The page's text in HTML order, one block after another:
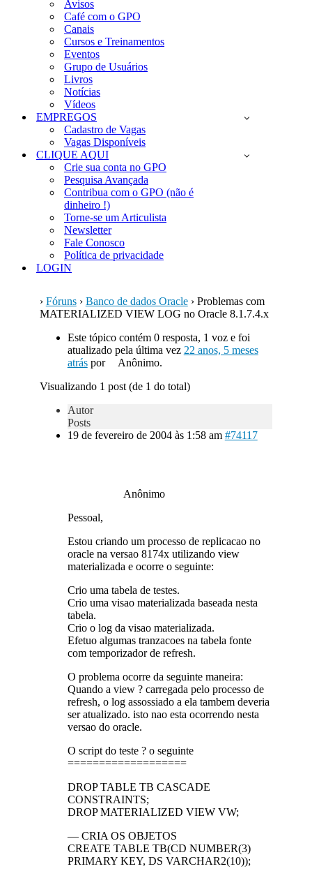
Avisos
Café com o GPO
Canais
Cursos e Treinamentos
Eventos
Grupo de Usuários
Livros
Notícias
Vídeos
EMPREGOS
Cadastro de Vagas
Vagas Disponíveis
CLIQUE AQUI
Crie sua conta no GPO
Pesquisa Avançada
Contribua com o GPO (não é
dinheiro !)
Torne-se um Articulista
Newsletter
Fale Conosco
Política de privacidade
LOGIN
› Fóruns › Banco de dados Oracle › Problemas com
MATERIALIZED VIEW LOG no Oracle 8.1.7.4.x
Este tópico contém 0 resposta, 1 voz e foi
atualizado pela última vez 22 anos, 5 meses
atráspor
Anônimo.
Visualizando 1 post (de 1 do total)
Autor
Posts
19 de fevereiro de 2004 às 1:58 am #74117
Anônimo
Pessoal,
Estou criando um processo de replicacao no
oracle na versao 8174x utilizando view
materializada e ocorre o seguinte:
Crio uma tabela de testes.
Crio uma visao materializada baseada nesta
tabela.
Crio o log da visao materializada.
Efetuo algumas tranzacoes na tabela fonte
com temporizador de refresh.
O problema ocorre da seguinte maneira:
Quando a view ? carregada pelo processo de
refresh, o log assossiado a ela tambem deveria
ser atualizado. isto nao esta ocorrendo nesta
versao do oracle.
O script do teste ? o seguinte
===================
DROP TABLE TB CASCADE
CONSTRAINTS;
DROP MATERIALIZED VIEW VW;
— CRIA OS OBJETOS
CREATE TABLE TB(CD NUMBER(3)
PRIMARY KEY, DS VARCHAR2(10));